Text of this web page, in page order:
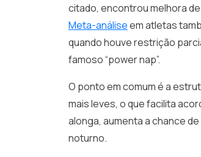
citado, encontrou melhora
Meta-análiseem atletas
quando houve restrição
famoso “power nap”.
O ponto em comum é a
mais leves, o que facilita
alonga, aumenta a chance
noturno.